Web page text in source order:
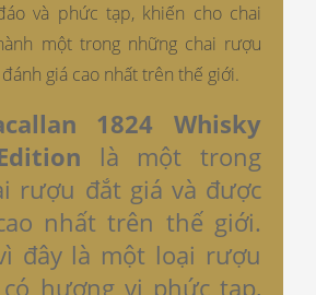
và phức tạp, khiến cho chai
một trong những chai rượu
giá cao nhất trên thế giới.
1824 Whisky
là một trong
rượu đắt giá và được
nhất trên thế giới.
đây là một loại rượu
hương vị phức tạp,